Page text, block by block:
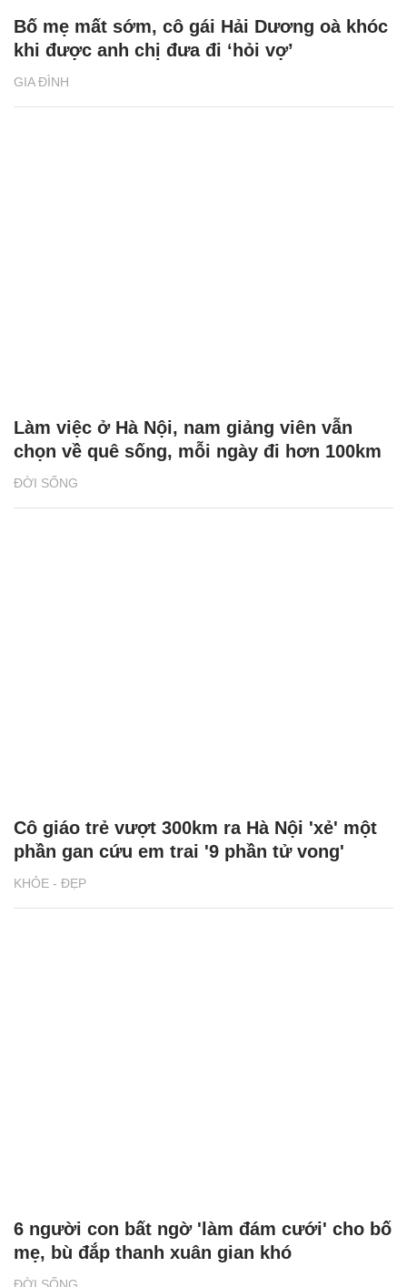
GIA ĐÌNH
Bố mẹ mất sớm, cô gái Hải Dương oà khóc
khi được anh chị đưa đi ‘hỏi vợ’
ĐỜI SỐNG
Làm việc ở Hà Nội, nam giảng viên vẫn
chọn về quê sống, mỗi ngày đi hơn 100km
KHỎE - ĐẸP
Cô giáo trẻ vượt 300km ra Hà Nội 'xẻ' một
phần gan cứu em trai '9 phần tử vong'
ĐỜI SỐNG
6 người con bất ngờ 'làm đám cưới' cho bố
mẹ, bù đắp thanh xuân gian khó